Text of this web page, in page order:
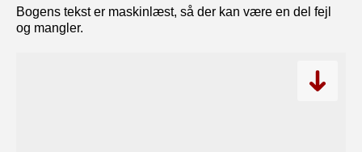
Bogens tekst er maskinlæst, så der kan være en del fejl
og mangler.